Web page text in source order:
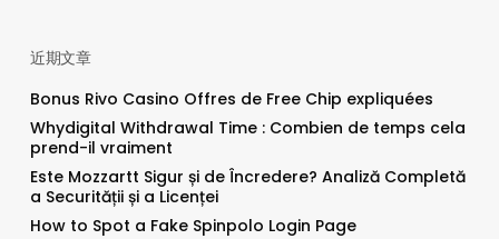
近期文章
Bonus Rivo Casino Offres de Free Chip expliquées
Whydigital Withdrawal Time : Combien de temps cela
prend-il vraiment
Este Mozzartt Sigur și de Încredere? Analiză Completă
a Securității și a Licenței
How to Spot a Fake Spinpolo Login Page